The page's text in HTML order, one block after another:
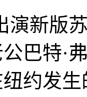
演新版
巴特·
约发